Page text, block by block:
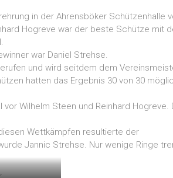
in der Ahrensböker Schützenhalle
Hogreve war der beste Schütze mit
war Daniel Strehse.
und wird seitdem dem
hatten das Ergebnis 30 von 30
Wilhelm Steen und Reinhard
Wettkämpfen resultierte der
Jannic Strehse. Nur wenige Ringe